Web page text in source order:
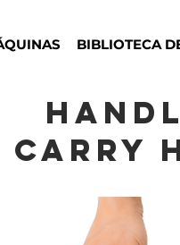
BIBLIOTECA
CARRY